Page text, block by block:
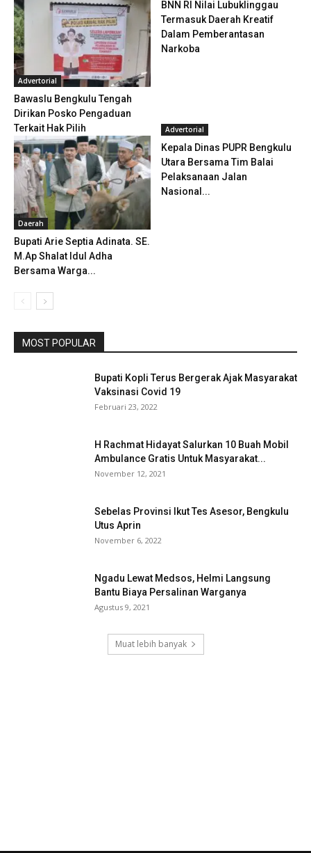
Advertorial
Bawaslu Bengkulu Tengah
Dirikan Posko Pengaduan
Terkait Hak Pilih
BNN RI Nilai Lubuklinggau
Termasuk Daerah Kreatif
Dalam Pemberantasan
Narkoba
Daerah
Bupati Arie Septia Adinata. SE.
M.Ap Shalat Idul Adha
Bersama Warga...
Advertorial
Kepala Dinas PUPR Bengkulu
Utara Bersama Tim Balai
Pelaksanaan Jalan
Nasional...
MOST POPULAR
Bupati Kopli Terus Bergerak Ajak Masyarakat
Vaksinasi Covid 19
Februari 23, 2022
H Rachmat Hidayat Salurkan 10 Buah Mobil
Ambulance Gratis Untuk Masyarakat...
November 12, 2021
Sebelas Provinsi Ikut Tes Asesor, Bengkulu
Utus Aprin
November 6, 2022
Ngadu Lewat Medsos, Helmi Langsung
Bantu Biaya Persalinan Warganya
Agustus 9, 2021
Muat lebih banyak